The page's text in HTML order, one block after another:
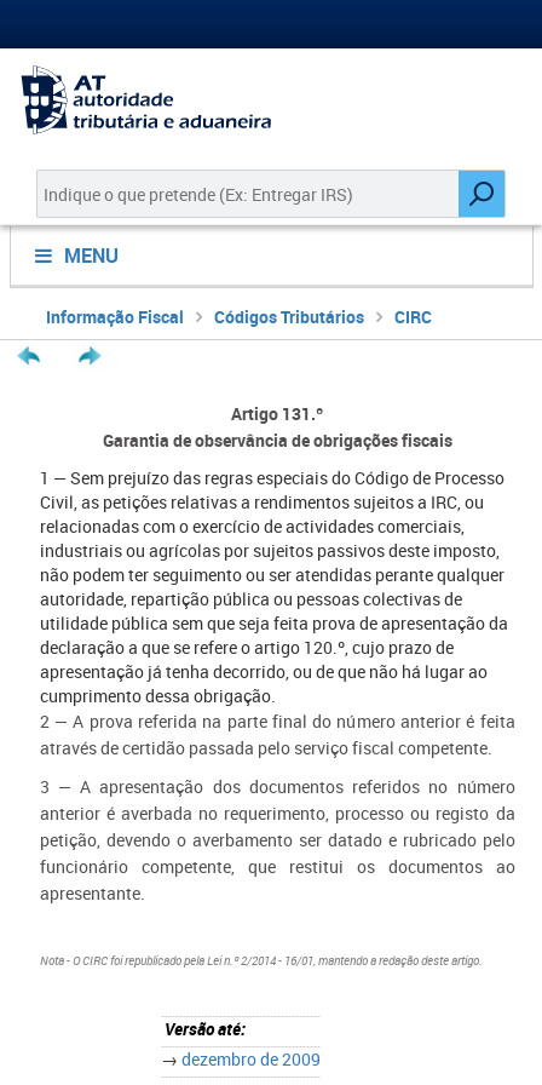
MENU
Informação Fiscal Códigos Tributários CIRC
Artigo 131.º
Garantia de observância de obrigações fiscais
1 — Sem prejuízo das regras especiais do Código de Processo
Civil, as petições relativas a rendimentos sujeitos a IRC, ou
relacionadas com o exercício de actividades comerciais,
industriais ou agrícolas por sujeitos passivos deste imposto,
não podem ter seguimento ou ser atendidas perante qualquer
autoridade, repartição pública ou pessoas colectivas de
utilidade pública sem que seja feita prova de apresentação da
declaração a que se refere o artigo 120.º, cujo prazo de
apresentação já tenha decorrido, ou de que não há lugar ao
cumprimento dessa obrigação.
2 — A prova referida na parte final do número anterior é feita
através de certidão passada pelo serviço fiscal competente.
3 — A apresentação dos documentos referidos no número
anterior é averbada no requerimento, processo ou registo da
petição, devendo o averbamento ser datado e rubricado pelo
funcionário competente, que restitui os documentos ao
apresentante.
Nota - O CIRC foi republicado pela Lei n.º 2/2014 - 16/01, mantendo a redação deste artigo.
Versão até:
→ dezembro de 2009